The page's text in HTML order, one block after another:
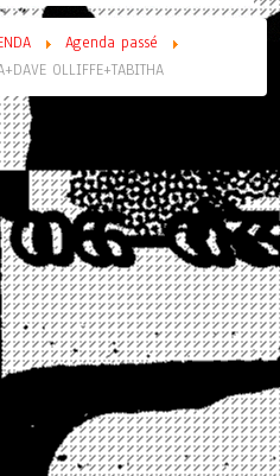
Agenda passé
OLLIFFE+TABITHA